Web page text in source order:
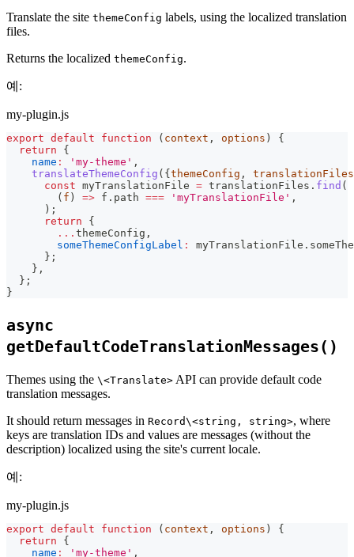
Translate the site themeConfig labels, using the localized translation
files.
Returns the localized themeConfig.
예:
my-plugin.js
export default function ( context , options )
{
return
{
name : 'my-theme' ,
translateThemeConfig ( { themeConfig ,
translationFiles
const myTranslationFile = translationFiles . find (
( f ) => f . path === 'myTranslationFile' ,
) ;
return
{
... themeConfig ,
someThemeConfigLabel : myTranslationFile .
} ;
} ,
} ;
}
async
getDefaultCodeTranslationMessages()
Themes using the \<Translate> API can provide default code
translation messages.
It should return messages in Record\<string, string>, where
keys are translation IDs and values are messages (without the
description) localized using the site's current locale.
예:
my-plugin.js
export default function ( context , options )
{
return
{
name : 'my-theme' ,